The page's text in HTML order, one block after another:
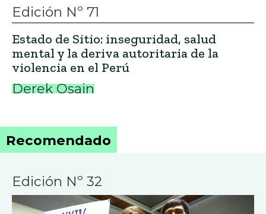
Edición Nº 71
Estado de Sitio: inseguridad, salud
mental y la deriva autoritaria de la
violencia en el Perú
Derek Osain
Recomendado
Edición Nº 32